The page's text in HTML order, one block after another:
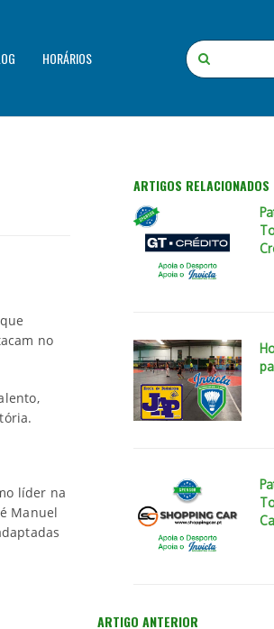
HORÁRIOS
no
líder na
Manuel
ARTIGOS RELACIONADOS
ARTIGO ANTERIOR